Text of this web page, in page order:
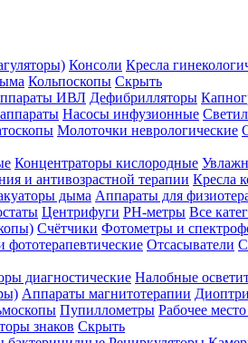
Консоли Кресла
Кольпоскопы Скрыть
ИВЛ Дефибрилляторы
Насосы инфузионные
Молоточки неврологические
Концентраторы кислородные
и антивозрастной терапии Кресла
дыма Аппараты для
Центрифуги PH-метры Все
Счётчики Фотометры и
фототерапевтические Отсасыватели
диагностические Налобные
Аппараты магнитотерапии
Пупиллометры Рабочее
знаков Скрыть